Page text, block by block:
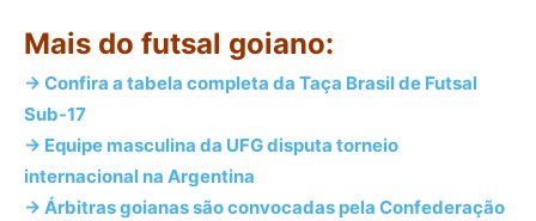
Mais do futsal goiano:
-> Confira a tabela completa da Taça Brasil de Futsal
Sub-17
-> Equipe masculina da UFG disputa torneio
internacional na Argentina
-> Árbitras goianas são convocadas pela Confederação